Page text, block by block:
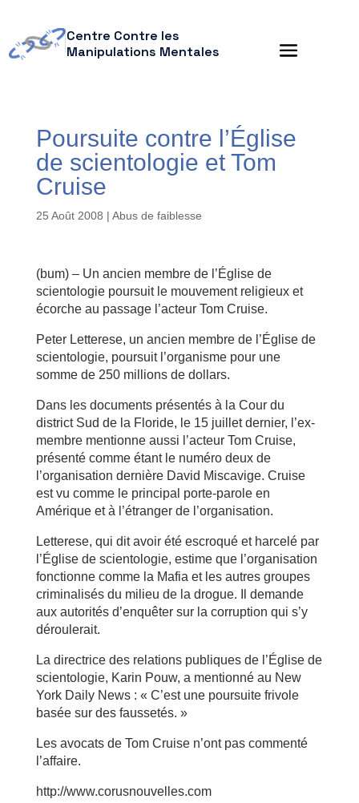
Centre Contre les
Manipulations Mentales
Poursuite contre l’Église
de scientologie et Tom
Cruise
25 Août 2008 | Abus de faiblesse
(bum) – Un ancien membre de l’Église de
scientologie poursuit le mouvement religieux et
écorche au passage l’acteur Tom Cruise.
Peter Letterese, un ancien membre de l’Église de
scientologie, poursuit l’organisme pour une
somme de 250 millions de dollars.
Dans les documents présentés à la Cour du
district Sud de la Floride, le 15 juillet dernier, l’ex-
membre mentionne aussi l’acteur Tom Cruise,
présenté comme étant le numéro deux de
l’organisation dernière David Miscavige. Cruise
est vu comme le principal porte-parole en
Amérique et à l’étranger de l’organisation.
Letterese, qui dit avoir été escroqué et harcelé par
l’Église de scientologie, estime que l’organisation
fonctionne comme la Mafia et les autres groupes
criminalisés du milieu de la drogue. Il demande
aux autorités d’enquêter sur la corruption qui s’y
déroulerait.
La directrice des relations publiques de l’Église de
scientologie, Karin Pouw, a mentionné au New
York Daily News : « C’est une poursuite frivole
basée sur des faussetés. »
Les avocats de Tom Cruise n’ont pas commenté
l’affaire.
http://www.corusnouvelles.com